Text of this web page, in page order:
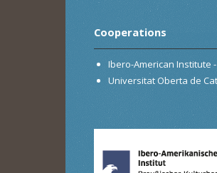
Cooperations
Ibero-American Institute
Universitat Oberta de